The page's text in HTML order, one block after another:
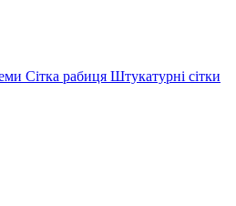
Сітка рабиця Штукатурні сітки